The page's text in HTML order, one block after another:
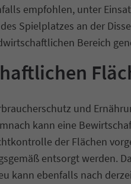
empfohlen, unter
Spielplatzes an der
Bereich
und
kann eine
der Flächen
entsorgt werden.
kann ebenfalls nach